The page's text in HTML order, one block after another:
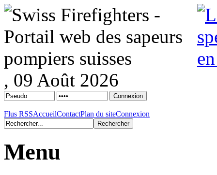
, 09 Août 2026
Flus RSSAccueilContactPlan du siteConnexion
Menu